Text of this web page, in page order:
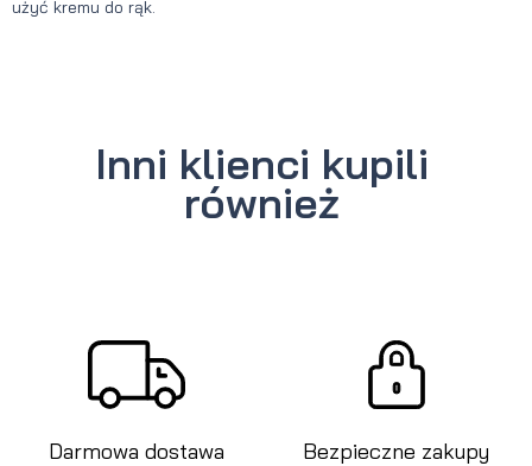
użyć kremu do rąk.
Inni klienci kupili
również
Darmowa dostawa Bezpieczne zakupy